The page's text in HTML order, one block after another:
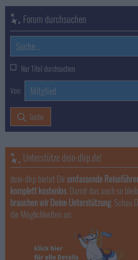
Forum durchsuchen
Nur Titel durchsuchen
Von:
Suche
Unterstütze dein-dlrp.de!
dein-dlrp bietet Dirumfassende
komplett kostenlos. Damit das auch so
brauchen wir Deine Unterstützung. Schau
die Möglichkeiten an: